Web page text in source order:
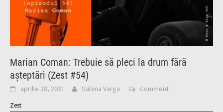
Marian Coman: Trebuie să pleci la drum fără
așteptări (Zest #54)
aprilie 28, 2021 Sabina Varga Comment
Zest